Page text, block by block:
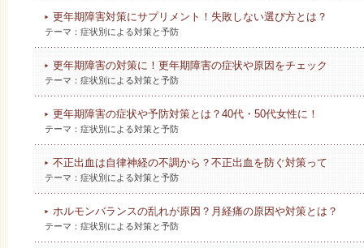
更年期障害対策にサプリメント！失敗しない選び方とは？
テーマ： 症状別による対策と予防
更年期障害の対策に！更年期障害の症状や原因をチェック
テーマ： 症状別による対策と予防
更年期障害の症状や予防対策とは？40代・50代女性に！
テーマ： 症状別による対策と予防
不正出血は自律神経の不調から？不正出血を防ぐ対策って
テーマ： 症状別による対策と予防
ホルモンバランスの乱れが原因？月経痛の原因や対策とは？
テーマ： 症状別による対策と予防